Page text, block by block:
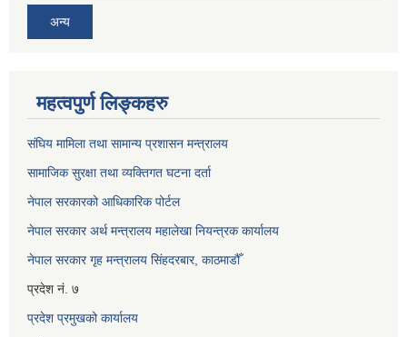
अन्य
महत्वपुर्ण लिङ्कहरु
संघिय मामिला तथा सामान्य प्रशासन मन्त्रालय
सामाजिक सुरक्षा तथा व्यक्तिगत घटना दर्ता
नेपाल सरकारको आधिकारिक पोर्टल
नेपाल सरकार अर्थ मन्त्रालय महालेखा नियन्त्रक कार्यालय
नेपाल सरकार गृह मन्त्रालय सिंहदरबार, काठमाडौँ
प्रदेश नं. ७
प्रदेश प्रमुखको कार्यालय